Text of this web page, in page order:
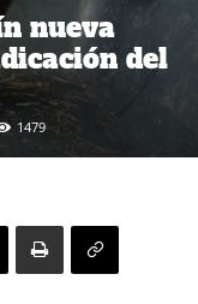
nueva
del
1479